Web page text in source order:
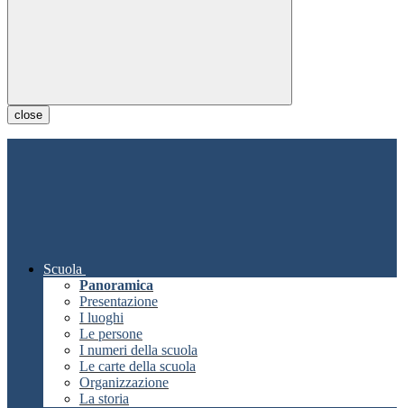
close
Scuola
Panoramica
Presentazione
I luoghi
Le persone
I numeri della scuola
Le carte della scuola
Organizzazione
La storia